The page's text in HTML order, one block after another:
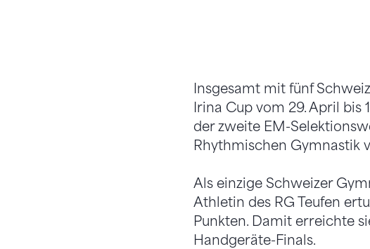
Insgesamt mit fünf
Irina Cup vom 29. April
der zweite EM-
Rhythmischen Gymnastik
Als einzige Schweizer
Athletin des RG Teufen
Punkten. Damit erreichte
Handgeräte-Finals.